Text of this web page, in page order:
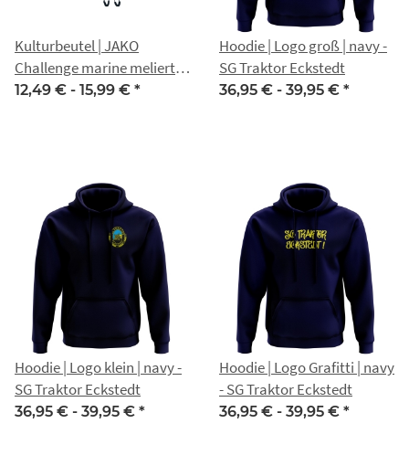
Kulturbeutel | JAKO
Challenge marine meliert |
SG Traktor Eckstedt
12,49 € - 15,99 € *
Hoodie | Logo groß | navy -
SG Traktor Eckstedt
36,95 € - 39,95 € *
Hoodie | Logo klein | navy -
SG Traktor Eckstedt
36,95 € - 39,95 € *
Hoodie | Logo Grafitti | navy
- SG Traktor Eckstedt
36,95 € - 39,95 € *